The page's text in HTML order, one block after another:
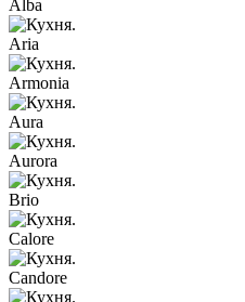
Alba
Aria
Armonia
Aura
Aurora
Brio
Calore
Candore